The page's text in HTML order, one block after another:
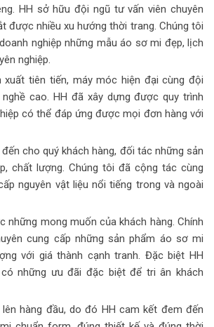
HH sở hữu đội ngũ tư vấn viên chuyên
được nhiều xu hướng thời trang. Chúng tôi
nghiệp những mẫu áo sơ mi đẹp, lịch
nghiệp.
xuất tiên tiến, máy móc hiện đại cùng đội
cao. HH đã xây dựng được quy trình
có thể đáp ứng được mọi đơn hàng với
cho quý khách hàng, đối tác những sản
chất lượng. Chúng tôi đã cộng tác cùng
nguyên vật liệu nổi tiếng trong và ngoài
những mong muốn của khách hàng. Chính
cung cấp những sản phẩm áo sơ mi
với giá thành cạnh tranh. Đặc biệt HH
những ưu đãi đặc biệt để tri ân khách
hàng đầu, do đó HH cam kết đem đến